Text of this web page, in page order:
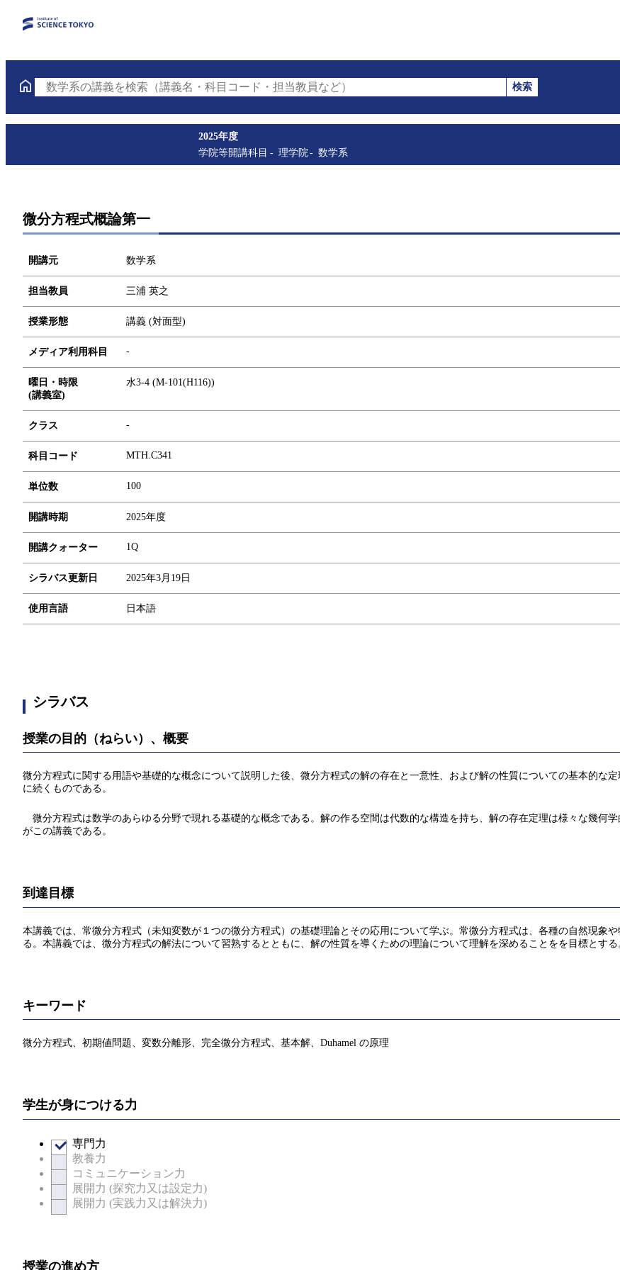
数学系の講義を検索（講義名・科目コード・担当教員など）
検索
2025年度
学院等開講科目
理学院 数学系
微分方程式概論第一
開講元 数学系
担当教員 三浦 英之
授業形態 講義 (対面型)
メディア利用科目 -
曜日・時限
(講義室)
水3-4 (M-101(H116))
クラス -
科目コード MTH.C341
単位数 100
開講時期 2025年度
開講クォーター 1Q
シラバス更新日 2025年3月19日
使用言語 日本語
シラバス
授業の目的（ねらい）、概要
微分方程式に関する用語や基礎的な概念について説明した後、微分方程式の解の存在と一意性、および解の性質についての基本的な
に続くものである。
微分方程式は数学のあらゆる分野で現れる基礎的な概念である。解の作る空間は代数的な構造を持ち、解の存在定理は様々な幾何
がこの講義である。
到達目標
本講義では、常微分方程式（未知変数が１つの微分方程式）の基礎理論とその応用について学ぶ。常微分方程式は、各種の自然現象
る。本講義では、微分方程式の解法について習熟するとともに、解の性質を導くための理論について理解を深めることをを目標とする
キーワード
微分方程式、初期値問題、変数分離形、完全微分方程式、基本解、Duhamel の原理
学生が身につける力
専門力
教養力
コミュニケーション力
展開力 (探究力又は設定力)
展開力 (実践力又は解決力)
授業の進め方